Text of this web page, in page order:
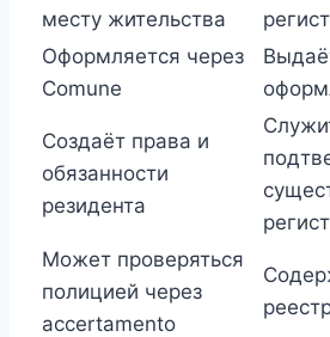
месту жительства
Оформляется через
Comune
Создаёт права и
обязанности
резидента
Может проверяться
полицией через
accertamento